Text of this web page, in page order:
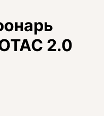
2.0